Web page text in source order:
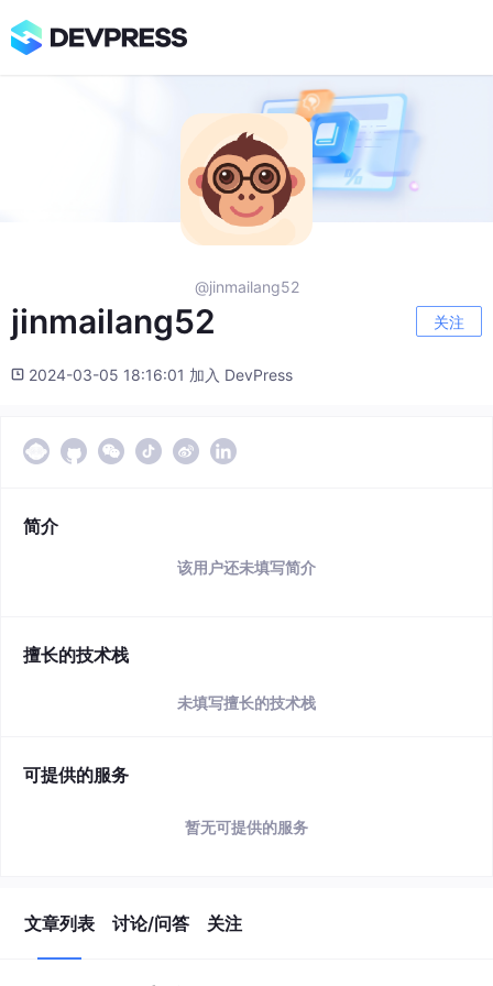
@jinmailang52
jinmailang52 关注
2024-03-05 18:16:01 加入 DevPress
简介
该用户还未填写简介
擅长的技术栈
未填写擅长的技术栈
可提供的服务
暂无可提供的服务
文章列表 讨论/问答 关注